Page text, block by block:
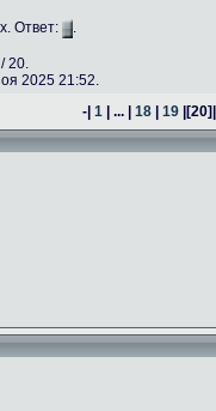
Ответ:
.
20.
2025 21:52.
-| 1 | ... | 18 | 19 |[20]